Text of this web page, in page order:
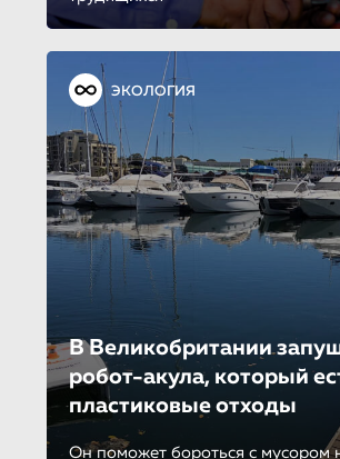
ЭКОЛОГИЯ
В Великобритании
робот-акула, который
пластиковые отходы
Он поможет бороться с мусором